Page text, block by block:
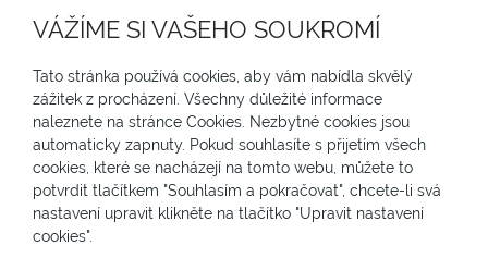
N
Jsme zapojení v
DOMOV KNIHY EBOOKY DOPAD
NEWSLETTER
Chcete-li párkrát do roka kdostávat informace o dění
okolo našich knih, o tom jak se které daří včetně tématu
či firem, kterým se ta která kniha věnuje, co plánujeme,
VÁŽÍME SI VAŠEHO SOUKROMÍ
Tato stránka používá cookies, aby vám nabídla skvělý
zážitek z procházení. Všechny důležité informace
naleznete na stránce Cookies. Nezbytné cookies jsou
automaticky zapnuty. Pokud souhlasíte s přijetím všech
cookies, které se nacházejí na tomto webu, můžete to
potvrdit tlačítkem "Souhlasím a pokračovat", chcete-li svá
nastavení upravit klikněte na tlačítko "Upravit nastavení
cookies".